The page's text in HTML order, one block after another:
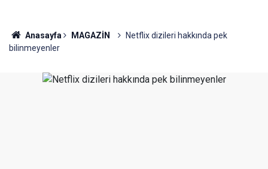
Anasayfa MAGAZİN
Netflix dizileri hakkında pek
bilinmeyenler